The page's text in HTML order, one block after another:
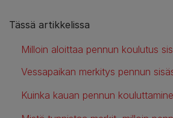
Tässä artikkelissa
Milloin aloittaa pennun koulutus